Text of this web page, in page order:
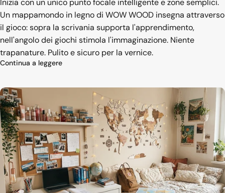
Inizia con un unico punto focale intelligente e zone semplici.
Un mappamondo in legno di WOW WOOD insegna attraverso
il gioco: sopra la scrivania supporta l'apprendimento,
nell'angolo dei giochi stimola l'immaginazione. Niente
trapanature. Pulito e sicuro per la vernice.
Continua a leggeresu Come arredare una cameretta per bambini.